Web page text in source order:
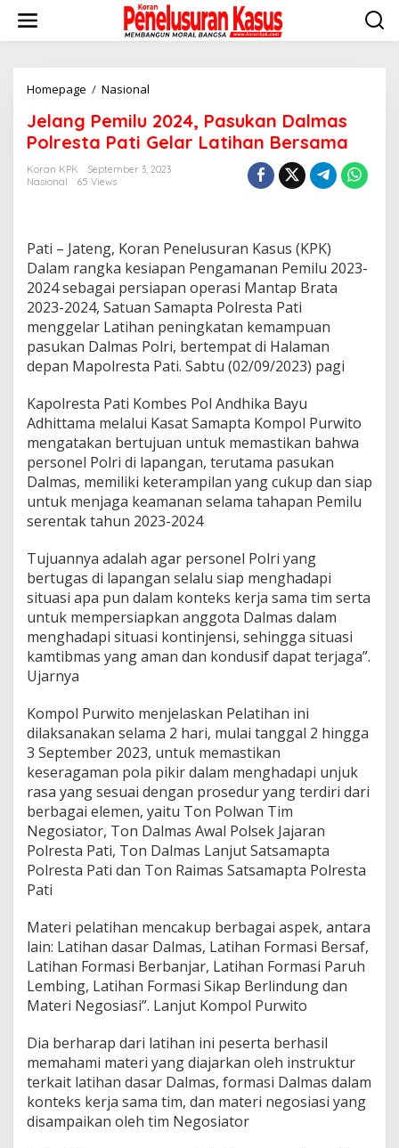
konten
Homepage / Nasional
2024,
Pasukan
Dalmas
Polresta
Jelang Pemilu 2024, Pasukan Dalmas
Polresta Pati Gelar Latihan Bersama
Koran KPK
September 3, 2023
Nasional
65 Views
Pati – Jateng, Koran Penelusuran Kasus (KPK)
Dalam rangka kesiapan Pengamanan Pemilu 2023-
2024 sebagai persiapan operasi Mantap Brata
2023-2024, Satuan Samapta Polresta Pati
menggelar Latihan peningkatan kemampuan
pasukan Dalmas Polri, bertempat di Halaman
depan Mapolresta Pati. Sabtu (02/09/2023) pagi
Kapolresta Pati Kombes Pol Andhika Bayu
Adhittama melalui Kasat Samapta Kompol Purwito
mengatakan bertujuan untuk memastikan bahwa
personel Polri di lapangan, terutama pasukan
Dalmas, memiliki keterampilan yang cukup dan siap
untuk menjaga keamanan selama tahapan Pemilu
serentak tahun 2023-2024
Tujuannya adalah agar personel Polri yang
bertugas di lapangan selalu siap menghadapi
situasi apa pun dalam konteks kerja sama tim serta
untuk mempersiapkan anggota Dalmas dalam
menghadapi situasi kontinjensi, sehingga situasi
kamtibmas yang aman dan kondusif dapat terjaga”.
Ujarnya
Kompol Purwito menjelaskan Pelatihan ini
dilaksanakan selama 2 hari, mulai tanggal 2 hingga
3 September 2023, untuk memastikan
keseragaman pola pikir dalam menghadapi unjuk
rasa yang sesuai dengan prosedur yang terdiri dari
berbagai elemen, yaitu Ton Polwan Tim
Negosiator, Ton Dalmas Awal Polsek Jajaran
Polresta Pati, Ton Dalmas Lanjut Satsamapta
Polresta Pati dan Ton Raimas Satsamapta Polresta
Pati
Materi pelatihan mencakup berbagai aspek, antara
lain: Latihan dasar Dalmas, Latihan Formasi Bersaf,
Latihan Formasi Berbanjar, Latihan Formasi Paruh
Lembing, Latihan Formasi Sikap Berlindung dan
Materi Negosiasi”. Lanjut Kompol Purwito
Dia berharap dari latihan ini peserta berhasil
memahami materi yang diajarkan oleh instruktur
terkait latihan dasar Dalmas, formasi Dalmas dalam
konteks kerja sama tim, dan materi negosiasi yang
disampaikan oleh tim Negosiator